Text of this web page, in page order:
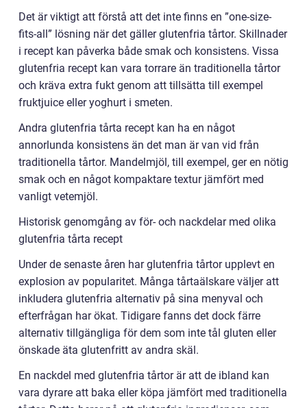
Det är viktigt att förstå att det inte finns en ”one-size-
fits-all” lösning när det gäller glutenfria tårtor. Skillnader
i recept kan påverka både smak och konsistens. Vissa
glutenfria recept kan vara torrare än traditionella tårtor
och kräva extra fukt genom att tillsätta till exempel
fruktjuice eller yoghurt i smeten.
Andra glutenfria tårta recept kan ha en något
annorlunda konsistens än det man är van vid från
traditionella tårtor. Mandelmjöl, till exempel, ger en nötig
smak och en något kompaktare textur jämfört med
vanligt vetemjöl.
Historisk genomgång av för- och nackdelar med olika
glutenfria tårta recept
Under de senaste åren har glutenfria tårtor upplevt en
explosion av popularitet. Många tårtaälskare väljer att
inkludera glutenfria alternativ på sina menyval och
efterfrågan har ökat. Tidigare fanns det dock färre
alternativ tillgängliga för dem som inte tål gluten eller
önskade äta glutenfritt av andra skäl.
En nackdel med glutenfria tårtor är att de ibland kan
vara dyrare att baka eller köpa jämfört med traditionella